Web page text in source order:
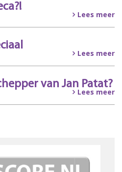
Lees meer
Lees meer
van Jan Patat?
Lees meer